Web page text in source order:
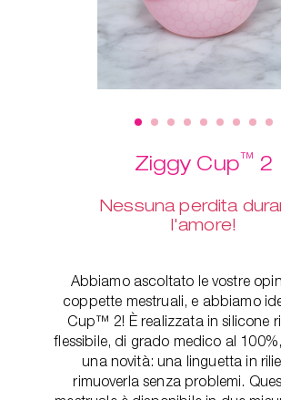
Ziggy Cup™ 2
Nessuna perdita
l'amore!
Abbiamo ascoltato le vostre
coppette mestruali, e abbiamo
Cup™ 2! È realizzata in silicone
flessibile, di grado medico al
una novità: una linguetta in
rimuoverla senza problemi.